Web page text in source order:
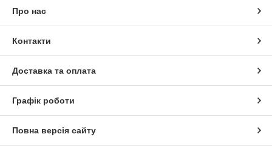
Про нас
Контакти
Доставка та оплата
Графік роботи
Повна версія сайту